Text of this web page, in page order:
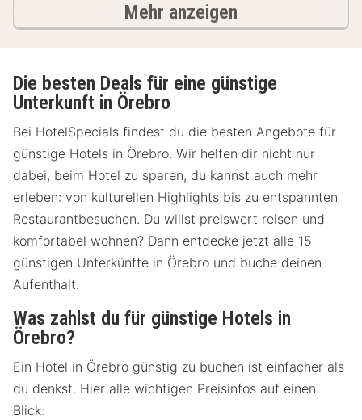
Mehr anzeigen
Die besten Deals für eine günstige
Unterkunft in Örebro
Bei HotelSpecials findest du die besten Angebote für
günstige Hotels in Örebro. Wir helfen dir nicht nur
dabei, beim Hotel zu sparen, du kannst auch mehr
erleben: von kulturellen Highlights bis zu entspannten
Restaurantbesuchen. Du willst preiswert reisen und
komfortabel wohnen? Dann entdecke jetzt alle 15
günstigen Unterkünfte in Örebro und buche deinen
Aufenthalt.
Was zahlst du für günstige Hotels in
Örebro?
Ein Hotel in Örebro günstig zu buchen ist einfacher als
du denkst. Hier alle wichtigen Preisinfos auf einen
Blick: